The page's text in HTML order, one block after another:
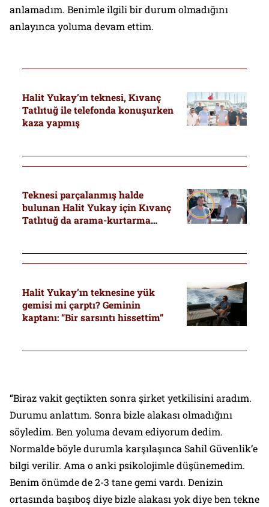
anlamadım. Benimle ilgili bir durum olmadığını
anlayınca yoluma devam ettim.
Halit Yukay’ın teknesi, Kıvanç
Tatlıtuğ ile telefonda konuşurken
kaza yapmış
Teknesi parçalanmış halde
bulunan Halit Yukay için Kıvanç
Tatlıtuğ da arama-kurtarma
Halit Yukay’ın teknesine yük
gemisi mi çarptı? Geminin
kaptanı: “Bir sarsıntı hissettim”
“Biraz vakit geçtikten sonra şirket yetkilisini aradım.
Durumu anlattım. Sonra bizle alakası olmadığını
söyledim. Ben yoluma devam ediyorum dedim.
Normalde böyle durumla karşılaşınca Sahil Güvenlik’e
bilgi verilir. Ama o anki psikolojimle düşünemedim.
Benim önümde de 2-3 tane gemi vardı. Denizin
ortasında başıboş diye bizle alakası yok diye ben tekne